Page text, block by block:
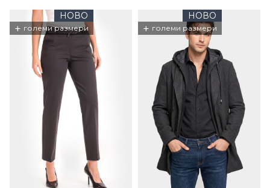
НОВО
+ големи размери
НОВО
+ големи размери